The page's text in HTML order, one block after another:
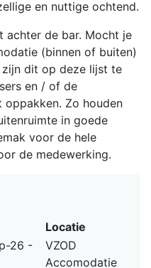
en nuttige ochtend.
achter de bar. Mocht je
(binnen of buiten)
dit op deze lijst te
en / of de
Zo houden
in goede
voor de hele
de medewerking.
Locatie
26 -
VZOD
Accomodatie